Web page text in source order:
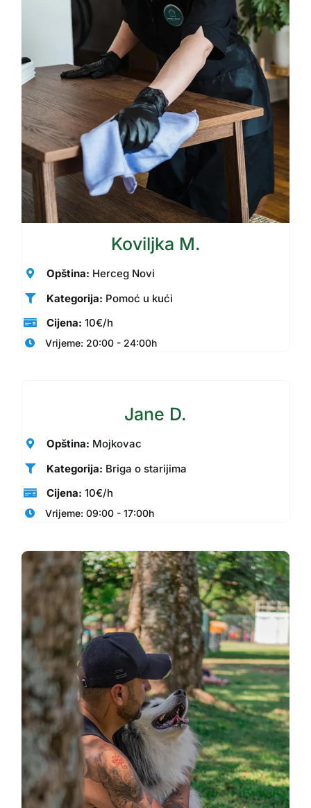
Koviljka M.
Opština: Herceg Novi
Kategorija: Pomoć u kući
Cijena: 10€/h
Vrijeme: 20:00 - 24:00h
Jane D.
Opština: Mojkovac
Kategorija: Briga o starijima
Cijena: 10€/h
Vrijeme: 09:00 - 17:00h